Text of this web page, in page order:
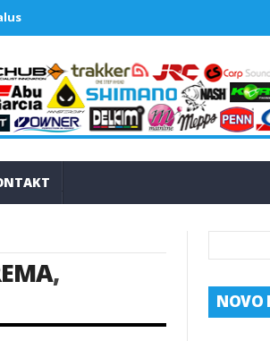
sceleratus ponovo pravi probleme u
,
NOVO